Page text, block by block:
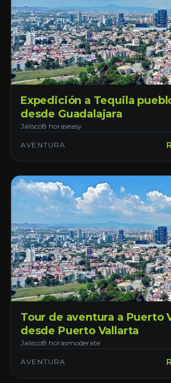
Expedición a Tequila
desde Guadalajara
Jalisco8 horaseasy
AVENTURA
Tour de aventura a Puerto
desde Puerto Vallarta
Jalisco8 horasmoderate
AVENTURA